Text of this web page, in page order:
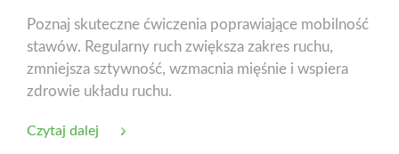
Poznaj skuteczne ćwiczenia poprawiające mobilność
stawów. Regularny ruch zwiększa zakres ruchu,
zmniejsza sztywność, wzmacnia mięśnie i wspiera
zdrowie układu ruchu.
Czytaj dalej